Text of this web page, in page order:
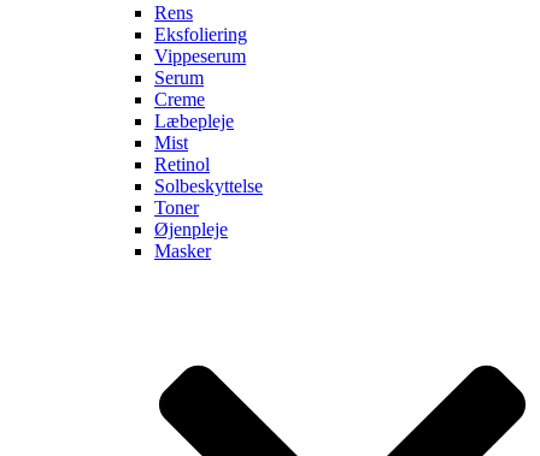
Rens
Eksfoliering
Vippeserum
Serum
Creme
Læbepleje
Mist
Retinol
Solbeskyttelse
Toner
Øjenpleje
Masker